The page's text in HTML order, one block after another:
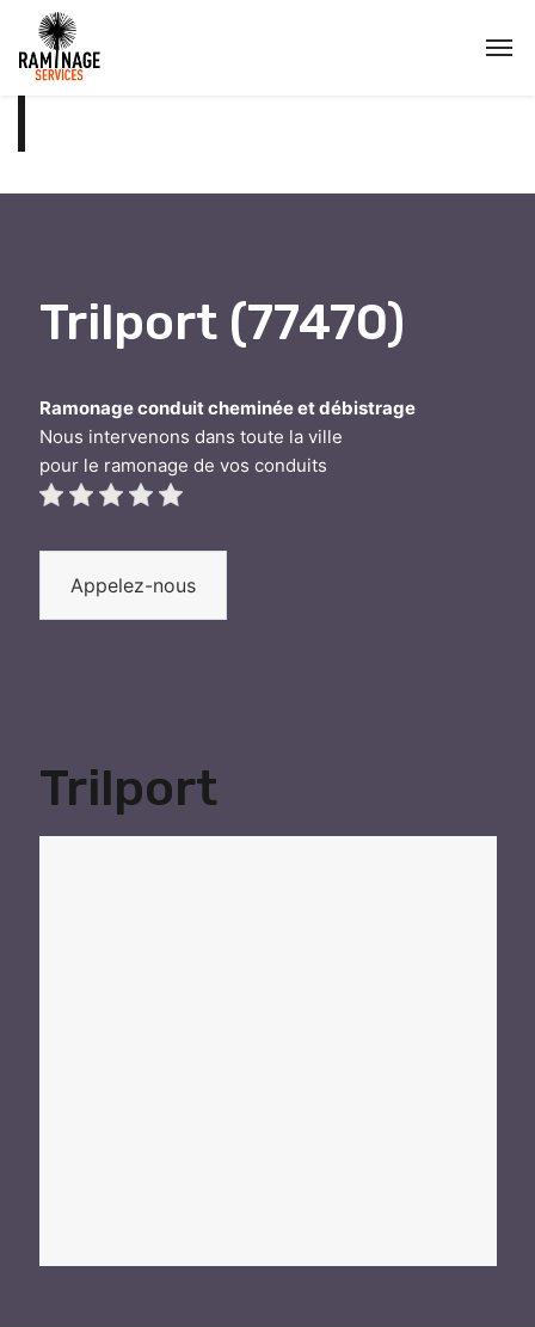
Trilport (77470)
Ramonage conduit cheminée et débistrage
Nous intervenons dans toute la ville
pour le ramonage de vos conduits
Appelez-nous
Trilport